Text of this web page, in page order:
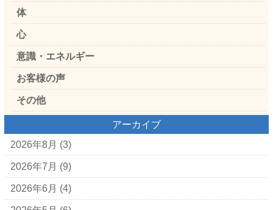
体
心
意識・エネルギー
お客様の声
その他
アーカイブ
2026年8月 (3)
2026年7月 (9)
2026年6月 (4)